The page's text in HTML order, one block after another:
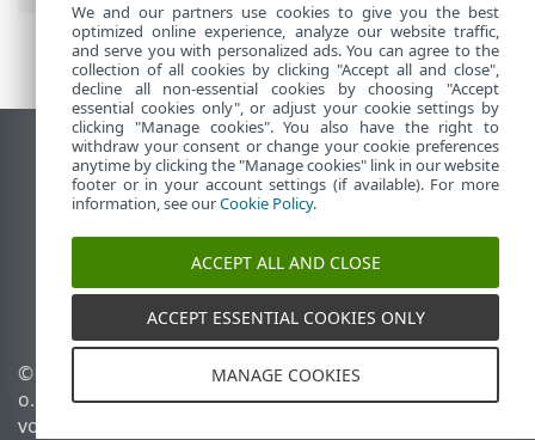
Desktop-Site anzeigen
End of Life
ESET Knowledgebase
ESET-Forum
ESET Status Portal
Regionaler Support
© 1992 - 2025 ESET, spol. s r.
o. - Alle Rechte
vorbehalten.
Cookies verwalten
Cookie-Richtlinie
We and our partners use cookies to give you the best
optimized online experience, analyze our website traffic,
and serve you with personalized ads. You can agree to the
collection of all cookies by clicking "Accept all and close",
decline all non-essential cookies by choosing "Accept
essential cookies only", or adjust your cookie settings by
clicking "Manage cookies". You also have the right to
withdraw your consent or change your cookie preferences
anytime by clicking the "Manage cookies" link in our website
footer or in your account settings (if available). For more
information, see ourCookie Policy.
ACCEPT ALL AND CLOSE
ACCEPT ESSENTIAL COOKIES ONLY
MANAGE COOKIES